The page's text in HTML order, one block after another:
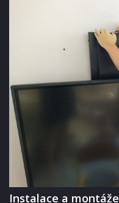
Instalace a montáže